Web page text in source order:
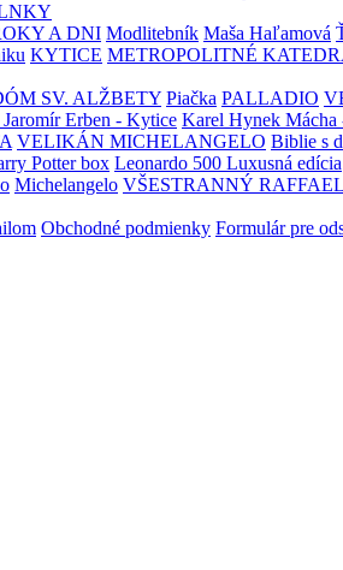
A DNI Modlitebník Maša Haľamová
KYTICE METROPOLITNÉ
SV. ALŽBETY Piačka PALLADIO
Erben - Kytice Karel Hynek Mácha
VELIKÁN MICHELANGELO Biblie s
Potter box Leonardo 500 Luxusná edícia
Michelangelo VŠESTRANNÝ
Obchodné podmienky Formulár pre